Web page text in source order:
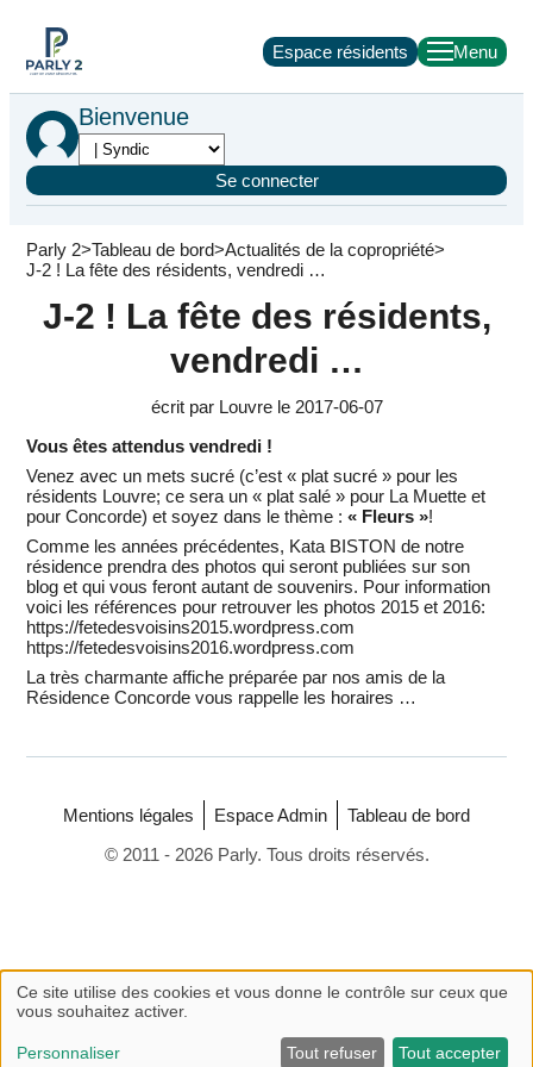
Espace résidents
Bienvenue
Se connecter
Parly 2 Tableau de bord Actualités de la copropriété
J-2 ! La fête des résidents, vendredi …
J-2 ! La fête des résidents,
vendredi …
écrit par Louvre le 2017-06-07
Vous êtes attendus vendredi !
Venez avec un mets sucré (c’est « plat sucré » pour les
résidents Louvre; ce sera un « plat salé » pour La Muette et
pour Concorde) et soyez dans le thème :« Fleurs »!
Comme les années précédentes, Kata BISTON de notre
résidence prendra des photos qui seront publiées sur son
blog et qui vous feront autant de souvenirs. Pour information
voici les références pour retrouver les photos 2015 et 2016:
https://fetedesvoisins2015.wordpress.com
https://fetedesvoisins2016.wordpress.com
La très charmante affiche préparée par nos amis de la
Résidence Concorde vous rappelle les horaires …
Mentions légales Espace Admin
Tableau de bord
© 2011 - 2026 Parly. Tous droits réservés.
Ce site utilise des cookies et vous donne le contrôle sur ceux que
vous souhaitez activer.
Personnaliser Tout refuser Tout accepter